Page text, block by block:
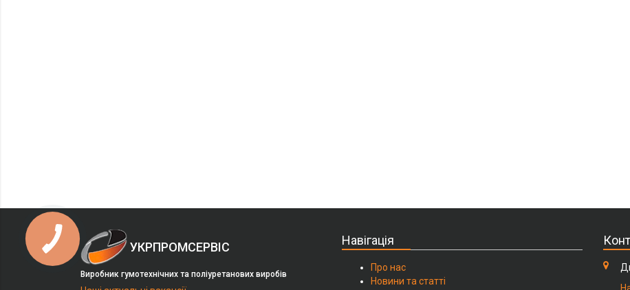
УКРПРОМСЕРВІС
Виробник гумотехнічних та поліуретанових виробів
Навігація
Про нас
Новини та статті